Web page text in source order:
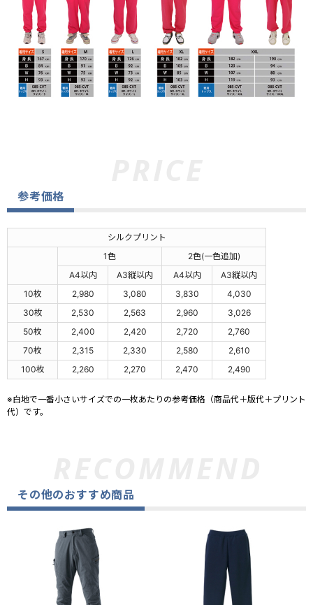
参考価格
シルクプリント
1色
2色(一色追加)
A4以内
A3縦以内 A4以内
A3縦以内
10枚
2,980 3,080 3,830
4,030
30枚
2,530 2,563 2,960
3,026
50枚
2,400 2,420 2,720
2,760
70枚
2,315 2,330 2,580
2,610
100枚
2,260 2,270 2,470 2,490
※白地で一番小さいサイズでの一枚あたりの参考価格（商品代＋版代＋プリント
代）です。
その他のおすすめ商品